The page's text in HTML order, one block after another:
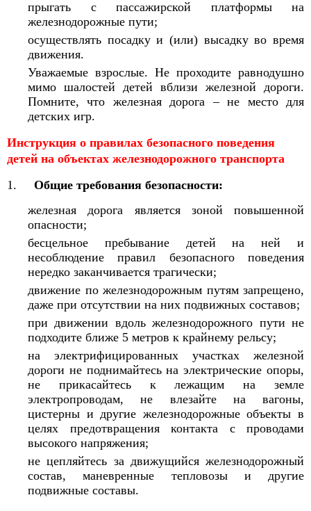
прыгать с пассажирской платформы на
железнодорожные пути;
осуществлять посадку и (или) высадку во время
движения.
Уважаемые взрослые. Не проходите равнодушно
мимо шалостей детей вблизи железной дороги.
Помните, что железная дорога – не место для
детских игр.
Инструкция о правилах безопасного поведения
детей на объектах железнодорожного транспорта
1. Общие требования безопасности:
железная дорога является зоной повышенной
опасности;
бесцельное пребывание детей на ней и
несоблюдение правил безопасного поведения
нередко заканчивается трагически;
движение по железнодорожным путям запрещено,
даже при отсутствии на них подвижных составов;
при движении вдоль железнодорожного пути не
подходите ближе 5 метров к крайнему рельсу;
на электрифицированных участках железной
дороги не поднимайтесь на электрические опоры,
не прикасайтесь к лежащим на земле
электропроводам, не влезайте на вагоны,
цистерны и другие железнодорожные объекты в
целях предотвращения контакта с проводами
высокого напряжения;
не цепляйтесь за движущийся железнодорожный
состав, маневренные тепловозы и другие
подвижные составы.